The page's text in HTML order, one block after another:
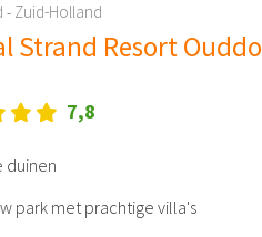
- Zuid-Holland
Strand Resort
7,8
duinen
park met prachtige villa's